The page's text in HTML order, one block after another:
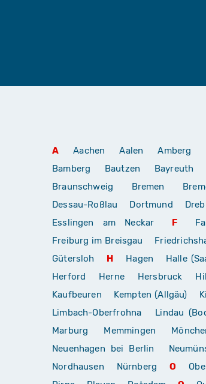
A Aachen Aalen Amberg
Bamberg
Bautzen Bayreuth
Braunschweig
Bremen
Dessau-Roßlau
Dortmund
Esslingen am Neckar
F
Freiburg im Breisgau
Gütersloh
H Hagen Halle
Herford
Herne Hersbruck
Kaufbeuren
Kempten (Allgäu)
Limbach-Oberfrohna
Lindau
Marburg
Memmingen
Neuenhagen bei Berlin
Nordhausen
Nürnberg O